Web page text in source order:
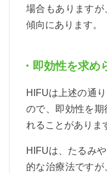
場合もあります
傾向にあります。
・即効性を求め
HIFUは上述の通
ので、即効性を期
れることがありま
HIFUは、たるみ
的な治療法ですが